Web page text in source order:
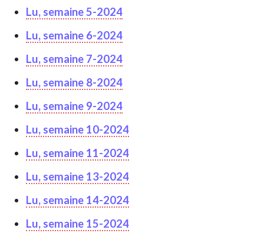
Lu, semaine 5-2024
Lu, semaine 6-2024
Lu, semaine 7-2024
Lu, semaine 8-2024
Lu, semaine 9-2024
Lu, semaine 10-2024
Lu, semaine 11-2024
Lu, semaine 13-2024
Lu, semaine 14-2024
Lu, semaine 15-2024